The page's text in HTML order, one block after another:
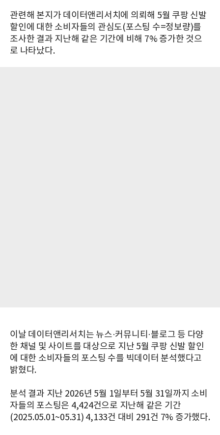
관련해 본지가 데이터앤리서치에 의뢰해 5월 쿠팡 신발
할인에 대한 소비자들의 관심도(포스팅 수=정보량)를
조사한 결과 지난해 같은 기간에 비해 7% 증가한 것으
로 나타났다.
이날 데이터앤리서치는 뉴스·커뮤니티·블로그 등 다양
한 채널 및 사이트를 대상으로 지난 5월 쿠팡 신발 할인
에 대한 소비자들의 포스팅 수를 빅데이터 분석했다고
밝혔다.
분석 결과 지난 2026년 5월 1일부터 5월 31일까지 소비
자들의 포스팅은 4,424건으로 지난해 같은 기간
(2025.05.01~05.31) 4,133건 대비 291건 7% 증가했다.